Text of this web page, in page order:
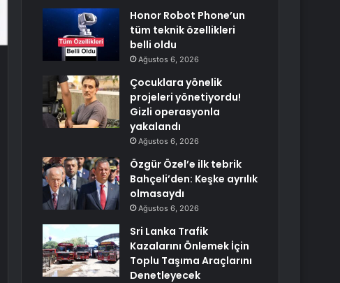
Honor Robot Phone’un
tüm teknik özellikleri
belli oldu
Ağustos 6, 2026
Çocuklara yönelik
projeleri yönetiyordu!
Gizli operasyonla
yakalandı
Ağustos 6, 2026
Özgür Özel’e ilk tebrik
Bahçeli’den: Keşke ayrılık
olmasaydı
Ağustos 6, 2026
Sri Lanka Trafik
Kazalarını Önlemek İçin
Toplu Taşıma Araçlarını
Denetleyecek